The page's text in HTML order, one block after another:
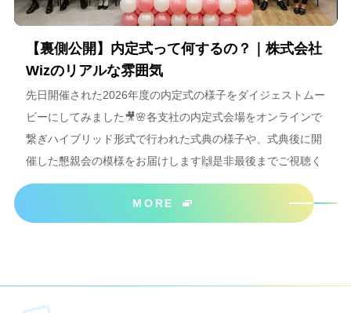
【裏側公開】内定式って何するの？｜株式会社
Wizのリアルな雰囲気
先日開催された2026年度の内定式の様子をダイジェストムー
ビーにしてみました🎥🌸各支社の内定式会場をオンラインで
繋ぎハイブリッド形式で行われた式典の様子や、式典後に開
催した懇親会の模様をお届けします🙌是非最後までご視聴く
ださいね＾＾
MORE